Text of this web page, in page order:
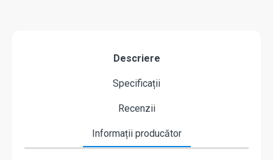
Descriere
Specificații
Recenzii
Informații producător